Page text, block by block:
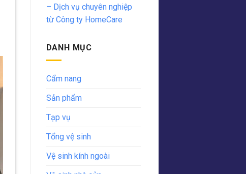
– Dịch vụ chuyên nghiệp
từ Công ty HomeCare
DANH MỤC
Cẩm nang
Sản phẩm
Tạp vụ
Tổng vệ sinh
Vệ sinh kính ngoài